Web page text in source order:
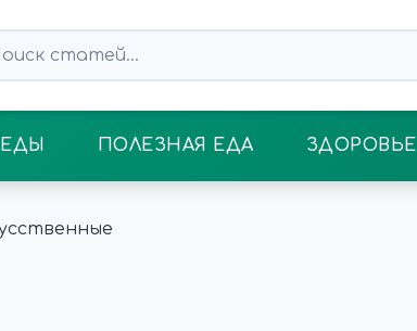
ПОЛЕЗНАЯ ЕДА ЗДОРОВЬЕ